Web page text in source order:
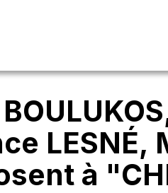
LESNÉ,
à